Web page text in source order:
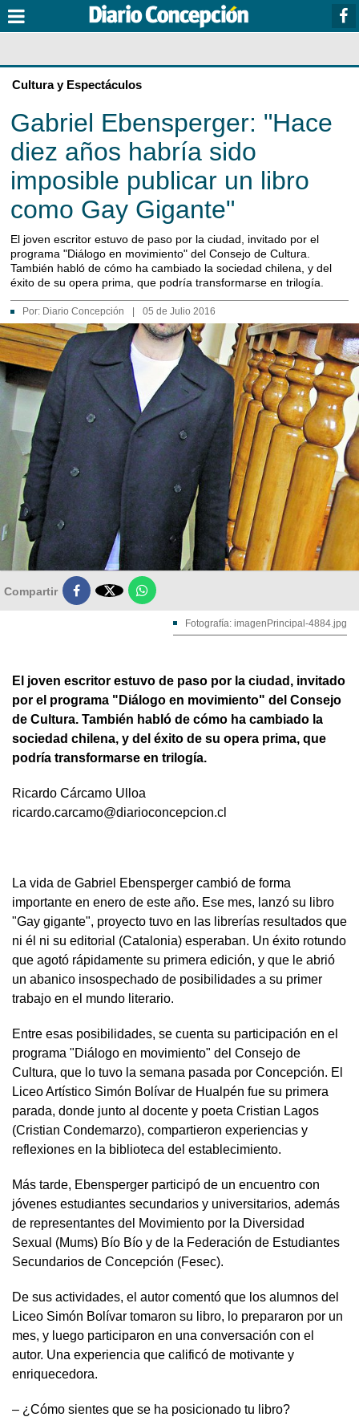
Cultura y Espectáculos
Gabriel Ebensperger: "Hace
diez años habría sido
imposible publicar un libro
como Gay Gigante"
El joven escritor estuvo de paso por la ciudad, invitado por el
programa "Diálogo en movimiento" del Consejo de Cultura.
También habló de cómo ha cambiado la sociedad chilena, y del
éxito de su opera prima, que podría transformarse en trilogía.
Por: Diario Concepción 05 de Julio 2016
Compartir 
Fotografía: imagenPrincipal-4884.jpg
El joven escritor estuvo de paso por la ciudad, invitado
por el programa "Diálogo en movimiento" del Consejo
de Cultura. También habló de cómo ha cambiado la
sociedad chilena, y del éxito de su opera prima, que
podría transformarse en trilogía.
Ricardo Cárcamo Ulloa
ricardo.carcamo@diarioconcepcion.cl
La vida de Gabriel Ebensperger cambió de forma
importante en enero de este año. Ese mes, lanzó su libro
"Gay gigante", proyecto tuvo en las librerías resultados que
ni él ni su editorial (Catalonia) esperaban. Un éxito rotundo
que agotó rápidamente su primera edición, y que le abrió
un abanico insospechado de posibilidades a su primer
trabajo en el mundo literario.
Entre esas posibilidades, se cuenta su participación en el
programa "Diálogo en movimiento" del Consejo de
Cultura, que lo tuvo la semana pasada por Concepción. El
Liceo Artístico Simón Bolívar de Hualpén fue su primera
parada, donde junto al docente y poeta Cristian Lagos
(Cristian Condemarzo), compartieron experiencias y
reflexiones en la biblioteca del establecimiento.
Más tarde, Ebensperger participó de un encuentro con
jóvenes estudiantes secundarios y universitarios, además
de representantes del Movimiento por la Diversidad
Sexual (Mums) Bío Bío y de la Federación de Estudiantes
Secundarios de Concepción (Fesec).
De sus actividades, el autor comentó que los alumnos del
Liceo Simón Bolívar tomaron su libro, lo prepararon por un
mes, y luego participaron en una conversación con el
autor. Una experiencia que calificó de motivante y
enriquecedora.
– ¿Cómo sientes que se ha posicionado tu libro?